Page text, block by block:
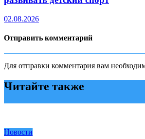
02.08.2026
Отправить комментарий
Для отправки комментария вам
Читайте также
Новости